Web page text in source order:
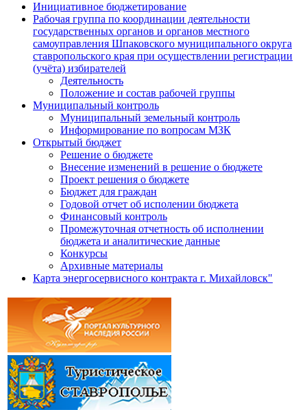
Инициативное бюджетирование
Рабочая группа по координации деятельности
государственных органов и органов местного
самоуправления Шпаковского муниципального округа
ставропольского края при осуществлении регистрации
(учёта) избирателей
Деятельность
Положение и состав рабочей группы
Муниципальный контроль
Муниципальный земельный контроль
Информирование по вопросам МЗК
Открытый бюджет
Решение о бюджете
Внесение изменений в решение о бюджете
Проект решения о бюджете
Бюджет для граждан
Годовой отчет об исполении бюджета
Финансовый контроль
Промежуточная отчетность об исполнении
бюджета и аналитические данные
Конкурсы
Архивные материалы
Карта энергосервисного контракта г. Михайловск"